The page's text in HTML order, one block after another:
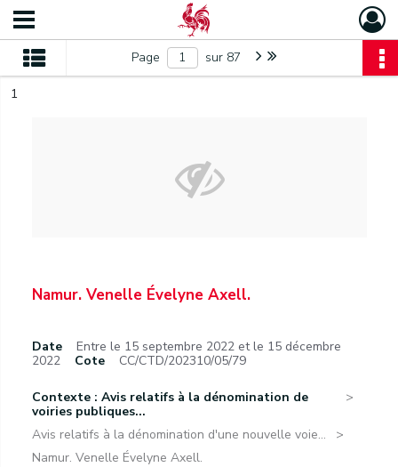
Page sur 87
1
Namur. Venelle Évelyne Axell.
Date
Entre le 15 septembre 2022 et le 15 décembre
2022
Cote CC/CTD/202310/05/79
Contexte : Avis relatifs à la dénomination de
voiries publiques...
Avis relatifs à la dénomination d'une nouvelle voie...
Namur. Venelle Évelyne Axell.